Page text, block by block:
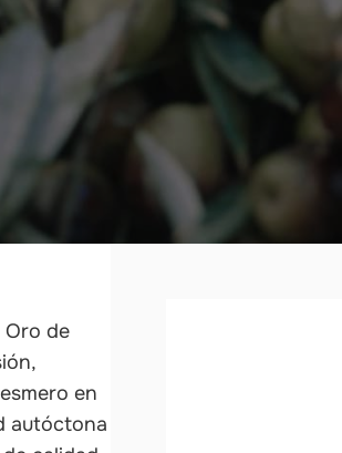
Oro de
en
autóctona